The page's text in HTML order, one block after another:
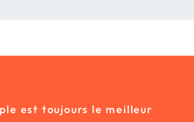
est toujours le meilleur